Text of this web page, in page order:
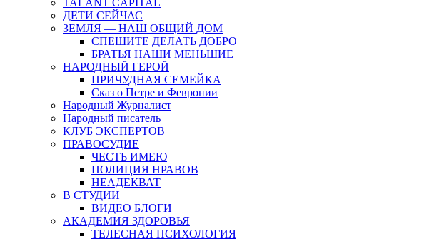
TALANT CAPITAL
ДЕТИ СЕЙЧАС
ЗЕМЛЯ — НАШ ОБЩИЙ ДОМ
СПЕШИТЕ ДЕЛАТЬ ДОБРО
БРАТЬЯ НАШИ МЕНЬШИЕ
НАРОДНЫЙ ГЕРОЙ
ПРИЧУДНАЯ СЕМЕЙКА
Сказ о Петре и Февронии
Народный Журналист
Народный писатель
КЛУБ ЭКСПЕРТОВ
ПРАВОСУДИЕ
ЧЕСТЬ ИМЕЮ
ПОЛИЦИЯ НРАВОВ
НЕАДЕКВАТ
В СТУДИИ
ВИДЕО БЛОГИ
АКАДЕМИЯ ЗДОРОВЬЯ
ТЕЛЕСНАЯ ПСИХОЛОГИЯ